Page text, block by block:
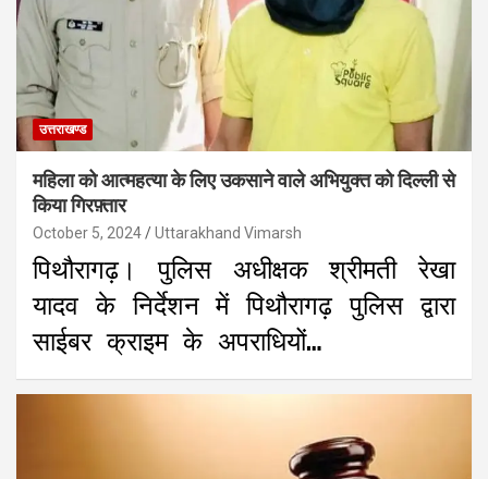
उत्तराखण्ड
महिला को आत्महत्या के लिए उकसाने वाले अभियुक्त को दिल्ली से
किया गिरफ़्तार
October 5, 2024 Uttarakhand Vimarsh
पिथौरागढ़। पुलिस अधीक्षक श्रीमती रेखा
यादव के निर्देशन में पिथौरागढ़ पुलिस द्वारा
साईबर क्राइम के अपराधियों…